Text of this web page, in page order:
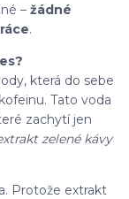
– žádné
.
která do sebe
Tato voda
zachytí jen
zelené kávy
Protože extrakt